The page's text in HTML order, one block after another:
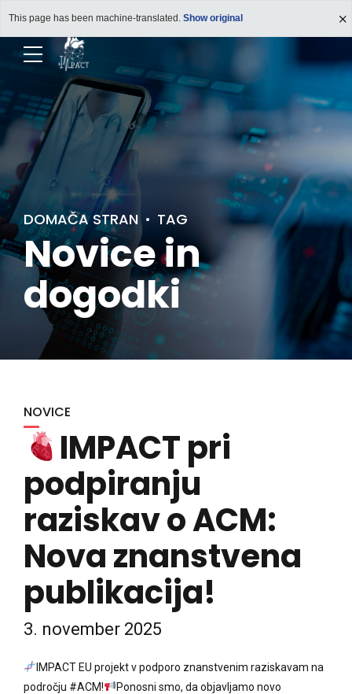
This page has been machine-translated. Show original
DOMAČA STRAN TAG
Novice in
dogodki
NOVICE
IMPACT pri
podpiranju
raziskav o ACM:
Nova znanstvena
publikacija!
3. november 2025
IMPACT EU projekt v podporo znanstvenim raziskavam na
področju #ACM!
Ponosni smo, da objavljamo novo